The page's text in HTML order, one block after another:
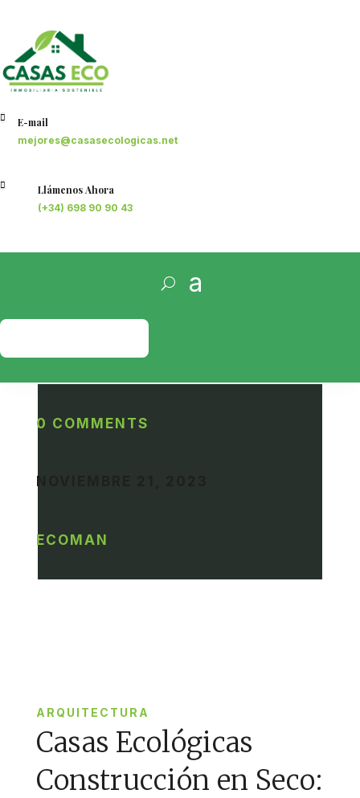
 E-mail
mejores@casasecologicas.net
 Llámenos Ahora
(+34) 698 90 90 43
PRESUPUESTO
0 COMMENTS
ECOMAN
ARQUITECTURA
Casas Ecológicas
Construcción en Seco: